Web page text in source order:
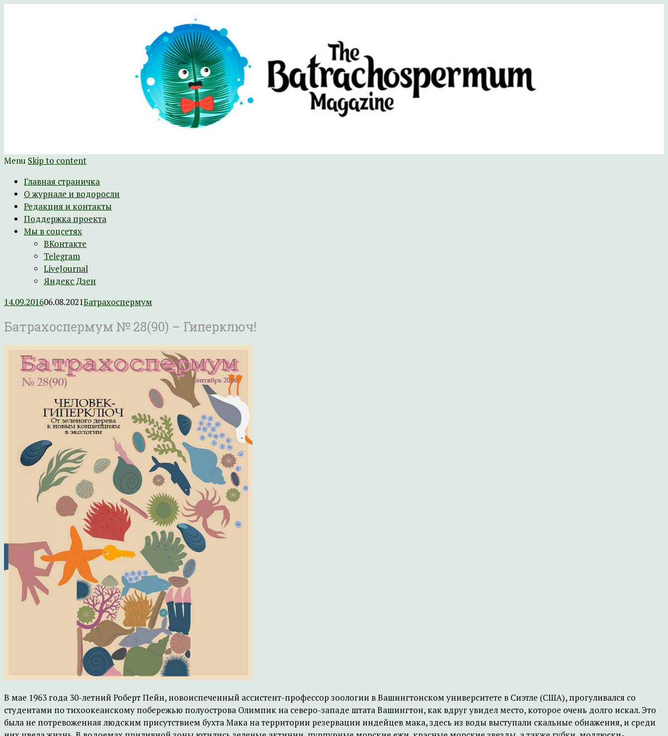
The Batrachospermum Magazine
Научно-развлекательный журнал Батрахоспермум (официальный сайт)
Menu Skip to content
Главная страничка
О журнале и водоросли
Редакция и контакты
Поддержка проекта
Мы в соцсетях
ВКонтакте
Telegram
LiveJournal
Яндекс Дзен
14.09.201606.08.2021Батрахоспермум
Батрахоспермум № 28(90) – Гиперключ!
В мае 1963 года 30-летний Роберт Пейн, новоиспеченный ассистент-профессор зоологии в Вашингтонском университете в Сиэтле (США), прогуливался со
студентами по тихоокеанскому побережью полуострова Олимпик на северо-западе штата Вашингтон, как вдруг увидел место, которое очень долго искал. Это
была не потревоженная людским присутствием бухта Мака на территории резервации индейцев мака, здесь из воды выступали скальные обнажения, и среди